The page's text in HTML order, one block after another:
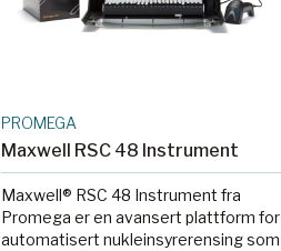
PROMEGA
Maxwell RSC 48 Instrument
Maxwell® RSC 48 Instrument fra
Promega er en avansert plattform for
automatisert nukleinsyrerensing som